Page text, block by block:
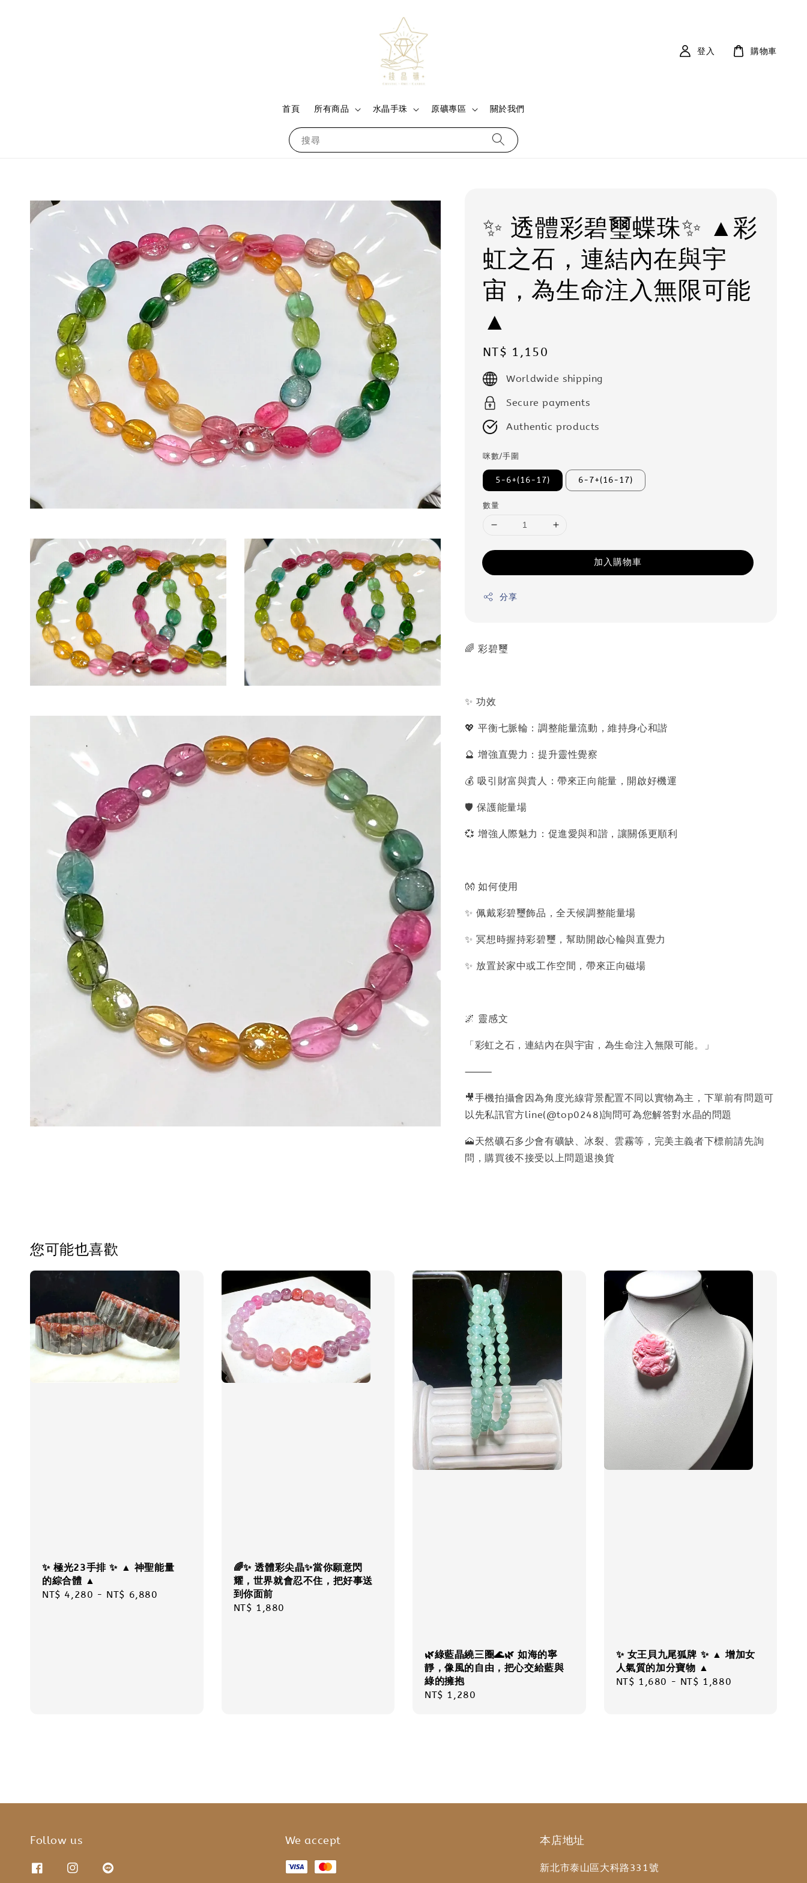
搜尋
首頁 所有商品 水晶手珠 原礦專區 關於我們
登入 購物車
✨ 透體彩碧璽蝶珠✨ ▲彩
虹之石，連結內在與宇
宙，為生命注入無限可能
▲
Regular
price
NT$ 1,150
Worldwide shipping
Secure payments
Authentic products
咪數/手圍
5-6+(16-17) 6-7+(16-17)
數量
加入購物車
分享
🌈 彩碧璽
✨ 功效
💖 平衡七脈輪：調整能量流動，維持身心和諧
🔮 增強直覺力：提升靈性覺察
💰 吸引財富與貴人：帶來正向能量，開啟好機運
🛡 保護能量場
💞 增強人際魅力：促進愛與和諧，讓關係更順利
👐 如何使用
✨ 佩戴彩碧璽飾品，全天候調整能量場
✨ 冥想時握持彩碧璽，幫助開啟心輪與直覺力
✨ 放置於家中或工作空間，帶來正向磁場
🌌 靈感文
「彩虹之石，連結內在與宇宙，為生命注入無限可能。」
⸻
🎥手機拍攝會因為角度光線背景配置不同以實物為主，下單前有問題可
以先私訊官方line(@top0248)詢問可為您解答對水晶的問題
🗻天然礦石多少會有礦缺、冰裂、雲霧等，完美主義者下標前請先詢
問，購買後不接受以上問題退換貨
您可能也喜歡
✨ 極光23手排 ✨ ▲ 神聖能量
的綜合體 ▲
Regular
NT$ 4,280 - NT$ 6,880
🌈✨ 透體彩尖晶✨當你願意閃
耀，世界就會忍不住，把好事送
到你面前
Regular
NT$ 1,880
🌿綠藍晶繞三圈🌊🌿 如海的寧
靜，像風的自由，把心交給藍與
綠的擁抱
Regular
NT$ 1,280
✨ 女王貝九尾狐牌 ✨ ▲ 增加女
人氣質的加分寶物 ▲
Regular
NT$ 1,680 - NT$ 1,880
Follow us We accept 本店地址
新北市泰山區大科路331號